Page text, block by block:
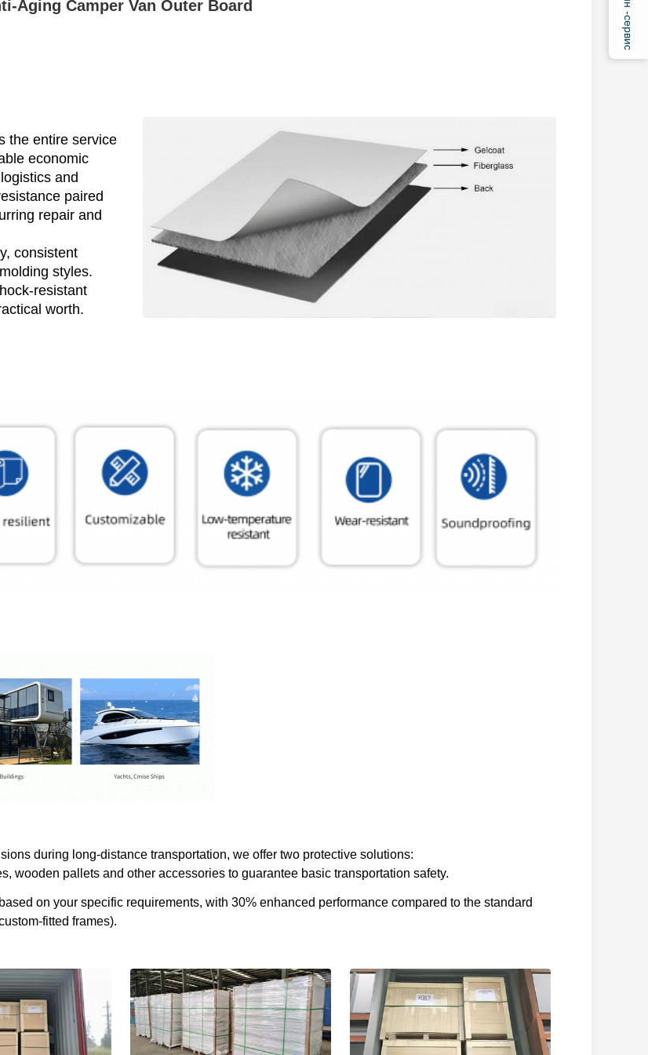
Aging Camper Van Outer Board
the entire service
economic
and
paired
repair and
consistent
styles.
resistant
worth.
during long-distance transportation, we offer two protective solutions:
wooden pallets and other accessories to guarantee basic transportation safety.
on your specific requirements, with 30% enhanced performance compared to the standard
fitted frames).